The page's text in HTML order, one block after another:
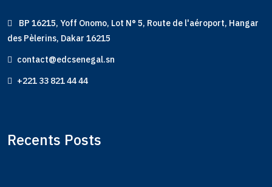
BP 16215, Yoff Onomo, Lot N° 5, Route de l'aéroport, Hangar
des Pèlerins, Dakar 16215
contact@edcsenegal.sn
+221 33 821 44 44
Recents Posts